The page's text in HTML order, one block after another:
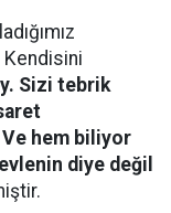
Sizi tebrik
hem biliyor
diye değil